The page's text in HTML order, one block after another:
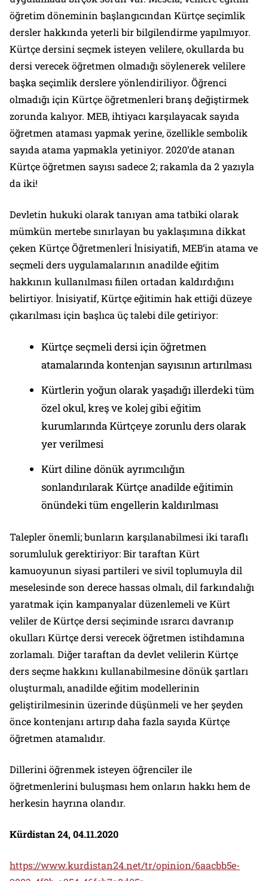
öğretim döneminin başlangıcından Kürtçe seçimlik
dersler hakkında yeterli bir bilgilendirme yapılmıyor.
Kürtçe dersini seçmek isteyen velilere, okullarda bu
dersi verecek öğretmen olmadığı söylenerek velilere
başka seçimlik derslere yönlendiriliyor. Öğrenci
olmadığı için Kürtçe öğretmenleri branş değiştirmek
zorunda kalıyor. MEB, ihtiyacı karşılayacak sayıda
öğretmen ataması yapmak yerine, özellikle sembolik
sayıda atama yapmakla yetiniyor. 2020’de atanan
Kürtçe öğretmen sayısı sadece 2; rakamla da 2 yazıyla
da iki!
Devletin hukuki olarak tanıyan ama tatbiki olarak
mümkün mertebe sınırlayan bu yaklaşımına dikkat
çeken Kürtçe Öğretmenleri İnisiyatifi, MEB’in atama ve
seçmeli ders uygulamalarının anadilde eğitim
hakkının kullanılması fiilen ortadan kaldırdığını
belirtiyor. İnisiyatif, Kürtçe eğitimin hak ettiği düzeye
çıkarılması için başlıca üç talebi dile getiriyor:
Kürtçe seçmeli dersi için öğretmen
atamalarında kontenjan sayısının artırılması
Kürtlerin yoğun olarak yaşadığı illerdeki tüm
özel okul, kreş ve kolej gibi eğitim
kurumlarında Kürtçeye zorunlu ders olarak
yer verilmesi
Kürt diline dönük ayrımcılığın
sonlandırılarak Kürtçe anadilde eğitimin
önündeki tüm engellerin kaldırılması
Talepler önemli; bunların karşılanabilmesi iki taraflı
sorumluluk gerektiriyor: Bir taraftan Kürt
kamuoyunun siyasi partileri ve sivil toplumuyla dil
meselesinde son derece hassas olmalı, dil farkındalığı
yaratmak için kampanyalar düzenlemeli ve Kürt
veliler de Kürtçe dersi seçiminde ısrarcı davranıp
okulları Kürtçe dersi verecek öğretmen istihdamına
zorlamalı. Diğer taraftan da devlet velilerin Kürtçe
ders seçme hakkını kullanabilmesine dönük şartları
oluşturmalı, anadilde eğitim modellerinin
geliştirilmesinin üzerinde düşünmeli ve her şeyden
önce kontenjanı artırıp daha fazla sayıda Kürtçe
öğretmen atamalıdır.
Dillerini öğrenmek isteyen öğrenciler ile
öğretmenlerini buluşması hem onların hakkı hem de
herkesin hayrına olandır.
Kürdistan 24, 04.11.2020
https://www.kurdistan24.net/tr/opinion/6aacbb5e-